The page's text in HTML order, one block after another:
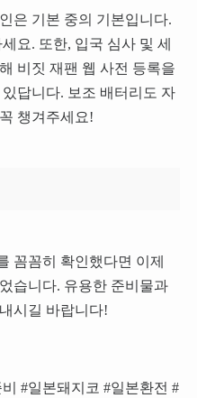
은 기본 중의 기본입니다.
요. 또한, 입국 심사 및 세
비짓 재팬 웹 사전 등록을
답니다. 보조 배터리도 자
챙겨주세요!
꼼꼼히 확인했다면 이제
습니다. 유용한 준비물과
시길 바랍니다!
#일본돼지코 #일본환전 #